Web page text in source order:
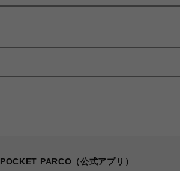
POCKET PARCO（公式アプリ）